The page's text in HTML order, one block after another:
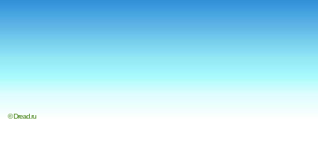
© Dread.ru